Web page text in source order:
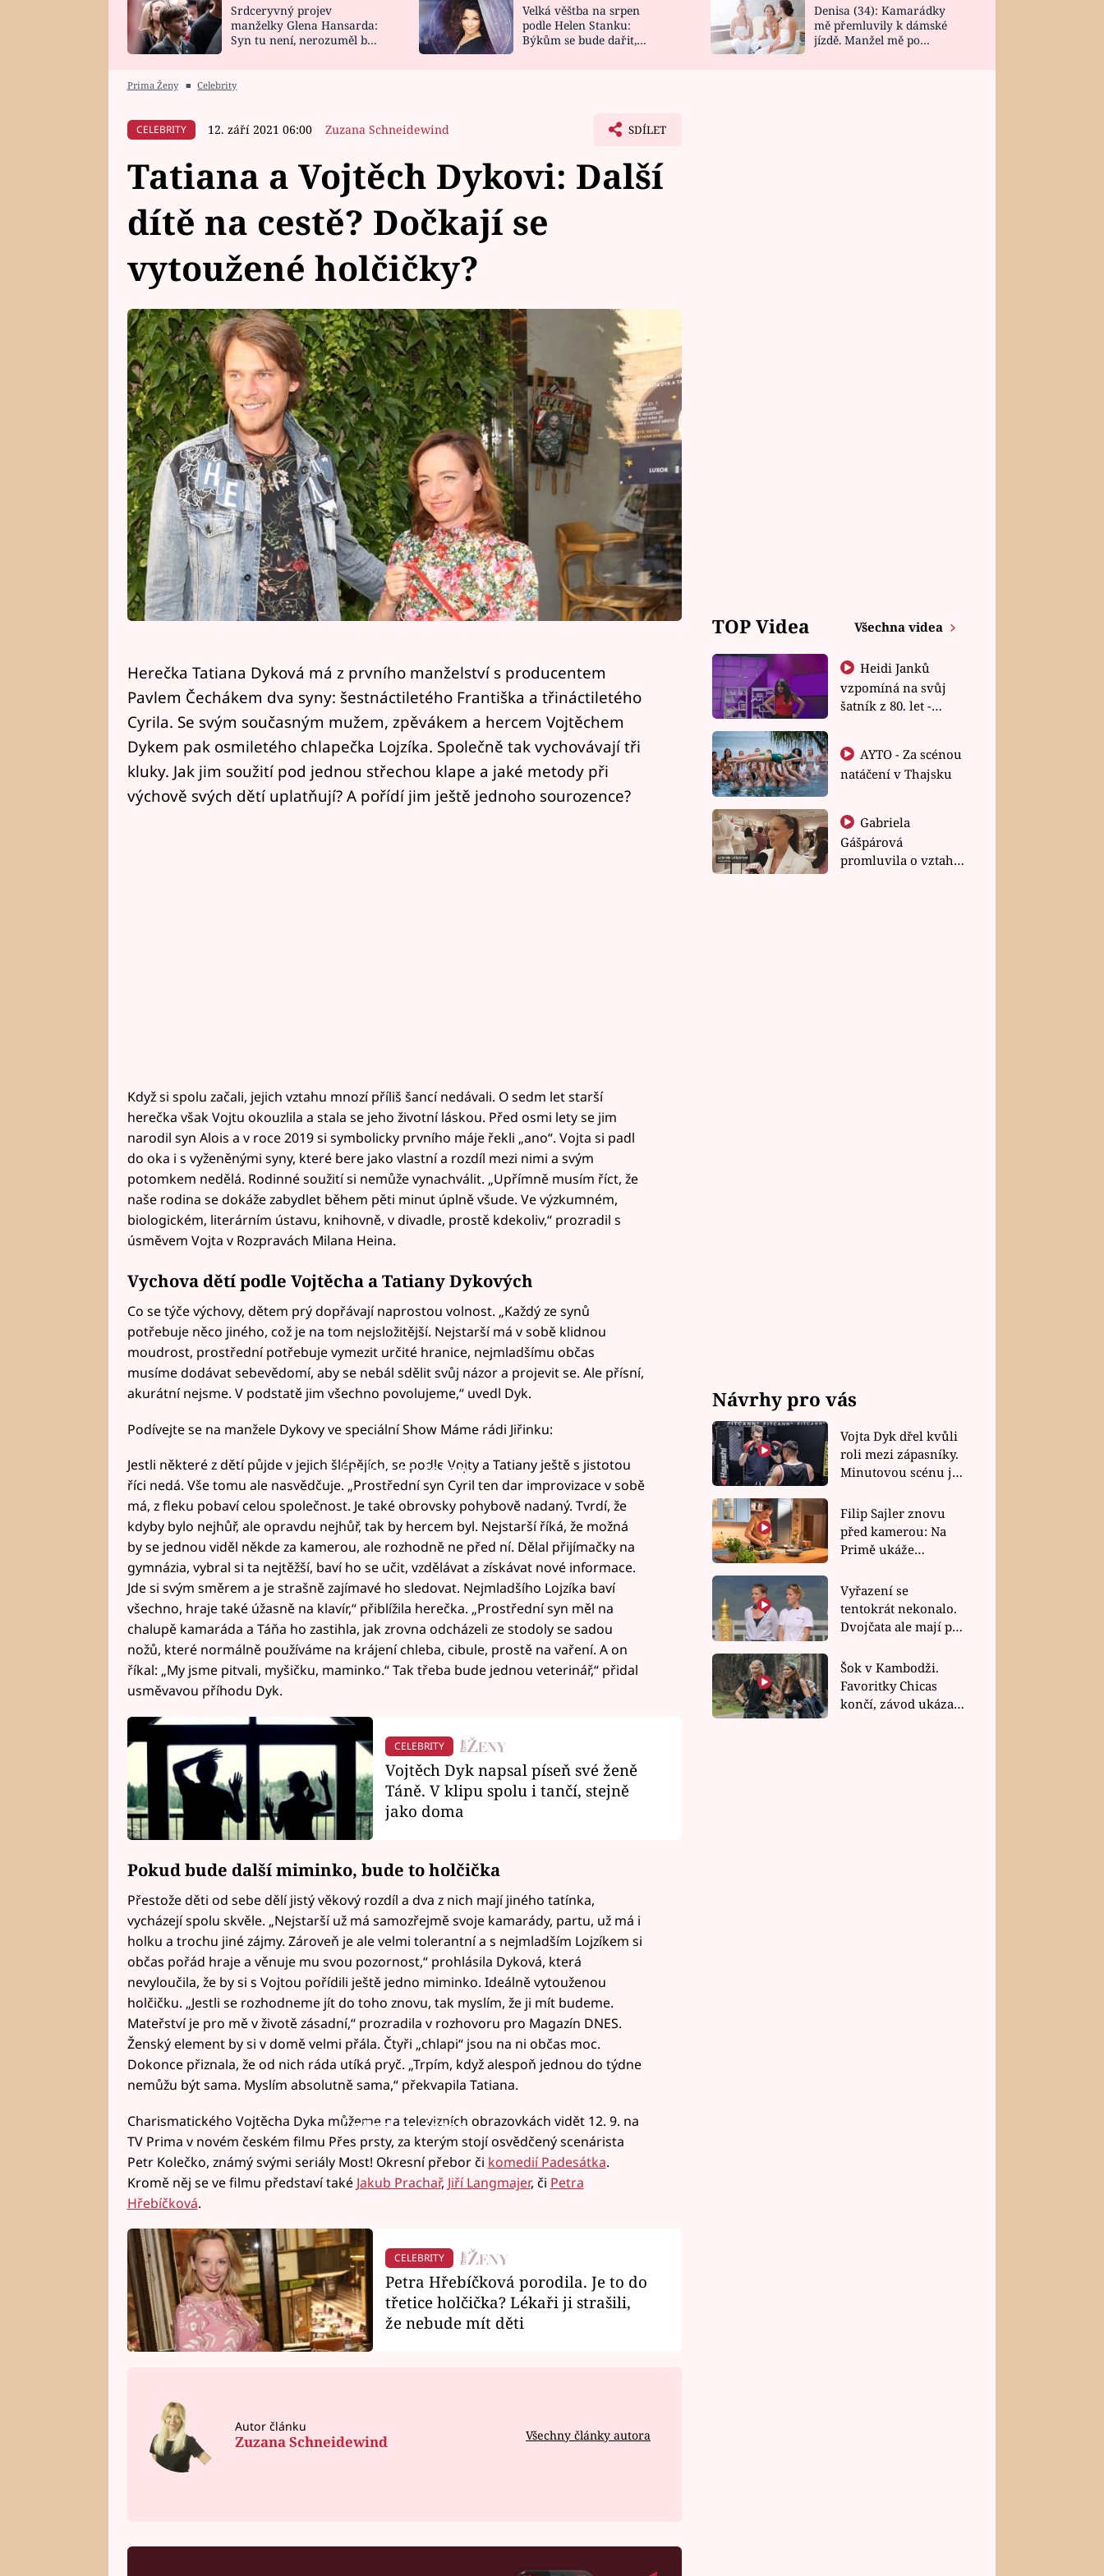
HOROSKOP NA
CELEBRITY
VAŘENÍ
NOVINKY
VIDEORECEPTY
DESIGN
Srdceryvný projev
manželky Glena Hansarda:
Syn tu není, nerozuměl by
Velká věštba na srpen
podle Helen Stanku:
Býkům se bude dařit,
Denisa (34): Kamarádky
mě přemluvily k dámské
jízdě. Manžel mě po
Prima Ženy ■ Celebrity
CELEBRITY 12. září 2021 06:00 Zuzana Schneidewind SDÍLET
Tatiana a Vojtěch Dykovi: Další
dítě na cestě? Dočkají se
vytoužené holčičky?
Herečka Tatiana Dyková má z prvního manželství s producentem
Pavlem Čechákem dva syny: šestnáctiletého Františka a třináctiletého
Cyrila. Se svým současným mužem, zpěvákem a hercem Vojtěchem
Dykem pak osmiletého chlapečka Lojzíka. Společně tak vychovávají tři
kluky. Jak jim soužití pod jednou střechou klape a jaké metody při
výchově svých dětí uplatňují? A pořídí jim ještě jednoho sourozence?
Když si spolu začali, jejich vztahu mnozí příliš šancí nedávali. O sedm let starší
herečka však Vojtu okouzlila a stala se jeho životní láskou. Před osmi lety se jim
narodil syn Alois a v roce 2019 si symbolicky prvního máje řekli „ano“. Vojta si padl
do oka i s vyženěnými syny, které bere jako vlastní a rozdíl mezi nimi a svým
potomkem nedělá. Rodinné soužití si nemůže vynachválit. „Upřímně musím říct, že
naše rodina se dokáže zabydlet během pěti minut úplně všude. Ve výzkumném,
biologickém, literárním ústavu, knihovně, v divadle, prostě kdekoliv,“ prozradil s
úsměvem Vojta v Rozpravách Milana Heina.
Vychova dětí podle Vojtěcha a Tatiany Dykových
Co se týče výchovy, dětem prý dopřávají naprostou volnost. „Každý ze synů
potřebuje něco jiného, což je na tom nejsložitější. Nejstarší má v sobě klidnou
moudrost, prostřední potřebuje vymezit určité hranice, nejmladšímu občas
musíme dodávat sebevědomí, aby se nebál sdělit svůj názor a projevit se. Ale přísní,
akurátní nejsme. V podstatě jim všechno povolujeme,“ uvedl Dyk.
Podívejte se na manžele Dykovy ve speciální Show Máme rádi Jiřinku:
Failed to fetch
Jestli některé z dětí půjde v jejich šlépějích, se podle Vojty a Tatiany ještě s jistotou
říci nedá. Vše tomu ale nasvědčuje. „Prostřední syn Cyril ten dar improvizace v sobě
má, z fleku pobaví celou společnost. Je také obrovsky pohybově nadaný. Tvrdí, že
kdyby bylo nejhůř, ale opravdu nejhůř, tak by hercem byl. Nejstarší říká, že možná
by se jednou viděl někde za kamerou, ale rozhodně ne před ní. Dělal přijímačky na
gymnázia, vybral si ta nejtěžší, baví ho se učit, vzdělávat a získávat nové informace.
Jde si svým směrem a je strašně zajímavé ho sledovat. Nejmladšího Lojzíka baví
všechno, hraje také úžasně na klavír,“ přiblížila herečka. „Prostřední syn měl na
chalupě kamaráda a Táňa ho zastihla, jak zrovna odcházeli ze stodoly se sadou
nožů, které normálně používáme na krájení chleba, cibule, prostě na vaření. A on
říkal: „My jsme pitvali, myšičku, maminko.“ Tak třeba bude jednou veterinář,“ přidal
usměvavou příhodu Dyk.
CELEBRITY
Vojtěch Dyk napsal píseň své ženě
Táně. V klipu spolu i tančí, stejně
jako doma
Pokud bude další miminko, bude to holčička
Přestože děti od sebe dělí jistý věkový rozdíl a dva z nich mají jiného tatínka,
vycházejí spolu skvěle. „Nejstarší už má samozřejmě svoje kamarády, partu, už má i
holku a trochu jiné zájmy. Zároveň je ale velmi tolerantní a s nejmladším Lojzíkem si
občas pořád hraje a věnuje mu svou pozornost,“ prohlásila Dyková, která
nevyloučila, že by si s Vojtou pořídili ještě jedno miminko. Ideálně vytouženou
holčičku. „Jestli se rozhodneme jít do toho znovu, tak myslím, že ji mít budeme.
Mateřství je pro mě v životě zásadní,“ prozradila v rozhovoru pro Magazín DNES.
Ženský element by si v domě velmi přála. Čtyři „chlapi“ jsou na ni občas moc.
Dokonce přiznala, že od nich ráda utíká pryč. „Trpím, když alespoň jednou do týdne
nemůžu být sama. Myslím absolutně sama,“ překvapila Tatiana.
Failed to fetch
Charismatického Vojtěcha Dyka můžeme na televizních obrazovkách vidět 12. 9. na
TV Prima v novém českém filmu Přes prsty, za kterým stojí osvědčený scenárista
Petr Kolečko, známý svými seriály Most! Okresní přebor či komedií Padesátka.
Kromě něj se ve filmu představí také Jakub Prachař, Jiří Langmajer, či Petra
Hřebíčková.
CELEBRITY
Petra Hřebíčková porodila. Je to do
třetice holčička? Lékaři ji strašili,
že nebude mít děti
Autor článku
Zuzana Schneidewind Všechny články autora
TOP Videa Všechna videa
Heidi Janků
vzpomíná na svůj
šatník z 80. let -
natáčení v Thajsku
Gabriela
Gášpárová
promluvila o vztahu
Návrhy pro vás
Vojta Dyk dřel kvůli
roli mezi zápasníky.
Minutovou scénu jel
Filip Sajler znovu
před kamerou: Na
Primě ukáže
rychlé recepty
Vyřazení se
tentokrát nekonalo.
Dvojčata ale mají po
závodu nůž na krku
Šok v Kambodži.
Favoritky Chicas
končí, závod ukázal